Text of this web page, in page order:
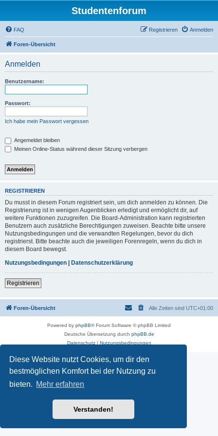
Diese Website nutzt Cookies, um dir den
bestmöglichen Komfort bei der Nutzung zu
bieten. Mehr erfahren
Verstanden!
Studentenforum
FAQ Anmelden
Registrieren
Foren-Übersicht
Anmelden
Benutzername:
Passwort:
Ich habe mein Passwort vergessen
Angemeldet bleiben
Meinen Online-Status während dieser Sitzung verbergen
REGISTRIEREN
Du musst in diesem Forum registriert sein, um dich anmelden zu können. Die
Registrierung ist in wenigen Augenblicken erledigt und ermöglicht dir, auf
weitere Funktionen zuzugreifen. Die Board-Administration kann registrierten
Benutzern auch zusätzliche Berechtigungen zuweisen. Beachte bitte unsere
Nutzungsbedingungen und die verwandten Regelungen, bevor du dich
registrierst. Bitte beachte auch die jeweiligen Forenregeln, wenn du dich in
diesem Board bewegst.
Nutzungsbedingungen | Datenschutzerklärung
Registrieren
Foren-Übersicht Alle Zeiten sind UTC+01:00
Powered by phpBB® Forum Software © phpBB Limited
Deutsche Übersetzung durch phpBB.de
Datenschutz| Nutzungsbedingungen